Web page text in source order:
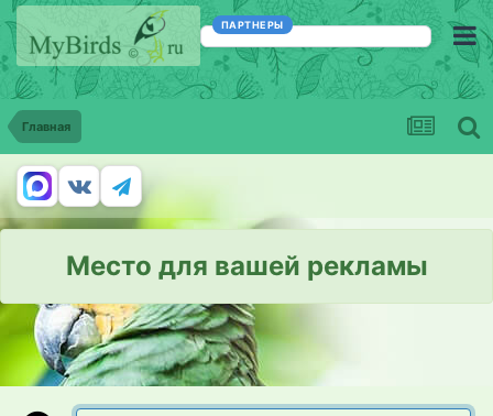
ПАРТНЕРЫ
Главная
Место для вашей рекламы